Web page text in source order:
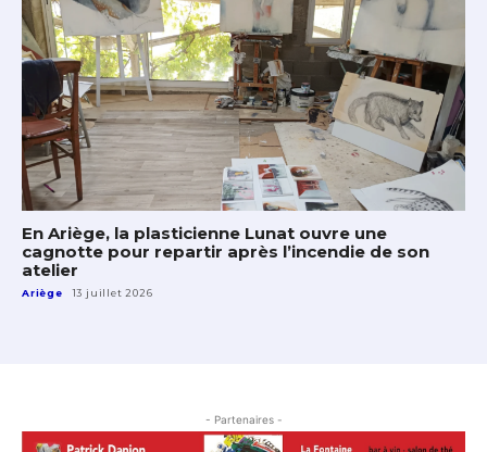
En Ariège, la plasticienne Lunat ouvre une
cagnotte pour repartir après l’incendie de son
atelier
Ariège 13 juillet 2026
- Partenaires -